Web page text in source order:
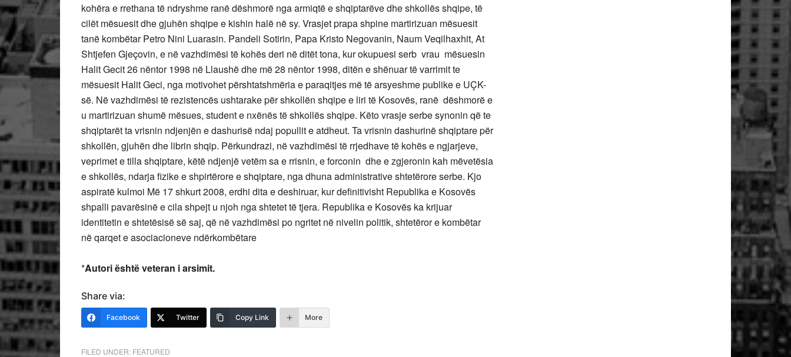
kohëra e rrethana të ndryshme ranë dëshmorë nga armiqtë e shqiptarëve dhe shkollës shqipe, të
cilët mësuesit dhe gjuhën shqipe e kishin halë në sy. Vrasjet prapa shpine martirizuan mësuesit
tanë kombëtar Petro Nini Luarasin. Pandeli Sotirin, Papa Kristo Negovanin, Naum Veqilhaxhit, At
Shtjefen Gjeçovin, e në vazhdimësi të kohës deri në ditët tona, kur okupuesi serb vrau mësuesin
Halit Gecit 26 nëntor 1998 në Llaushë dhe më 28 nëntor 1998, ditën e shënuar të varrimit te
mësuesit Halit Geci, nga motivohet përshtatshmëria e paraqitjes më të arsyeshme publike e UÇK-
së. Në vazhdimësi të rezistencës ushtarake për shkollën shqipe e liri të Kosovës, ranë dëshmorë e
u martirizuan shumë mësues, student e nxënës të shkollës shqipe. Këto vrasje serbe synonin që te
shqiptarët ta vrisnin ndjenjën e dashurisë ndaj popullit e atdheut. Ta vrisnin dashurinë shqiptare për
shkollën, gjuhën dhe librin shqip. Përkundrazi, në vazhdimësi të rrjedhave të kohës e ngjarjeve,
veprimet e tilla shqiptare, këtë ndjenjë vetëm sa e rrisnin, e forconin dhe e zgjeronin kah mëvetësia
e shkollës, ndarja fizike e shpirtërore e shqiptare, nga dhuna administrative shtetërore serbe. Kjo
aspiratë kulmoi Më 17 shkurt 2008, erdhi dita e deshiruar, kur definitivisht Republika e Kosovës
shpalli pavarësinë e cila shpejt u njoh nga shtetet të tjera. Republika e Kosovës ka krijuar
identitetin e shtetësisë së saj, që në vazhdimësi po ngritet në nivelin politik, shtetëror e kombëtar
në qarqet e asociacioneve ndërkombëtare
*Autori është veteran i arsimit.
Share via:
Facebook Twitter Copy Link More
FILED UNDER: FEATURED